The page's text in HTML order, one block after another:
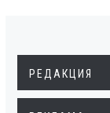
РЕДАКЦИЯ